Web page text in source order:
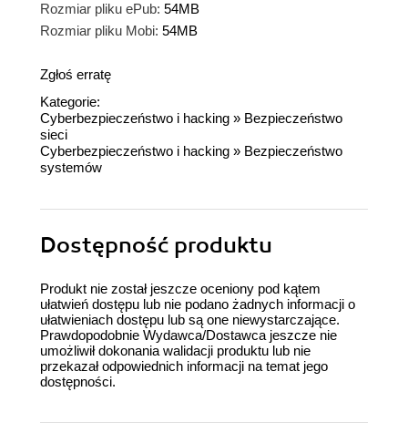
Rozmiar pliku ePub: 54MB
Rozmiar pliku Mobi: 54MB
Zgłoś erratę
Kategorie:
Cyberbezpieczeństwo i hacking » Bezpieczeństwo
sieci
Cyberbezpieczeństwo i hacking » Bezpieczeństwo
systemów
Dostępność produktu
Produkt nie został jeszcze oceniony pod kątem
ułatwień dostępu lub nie podano żadnych informacji o
ułatwieniach dostępu lub są one niewystarczające.
Prawdopodobnie Wydawca/Dostawca jeszcze nie
umożliwił dokonania walidacji produktu lub nie
przekazał odpowiednich informacji na temat jego
dostępności.